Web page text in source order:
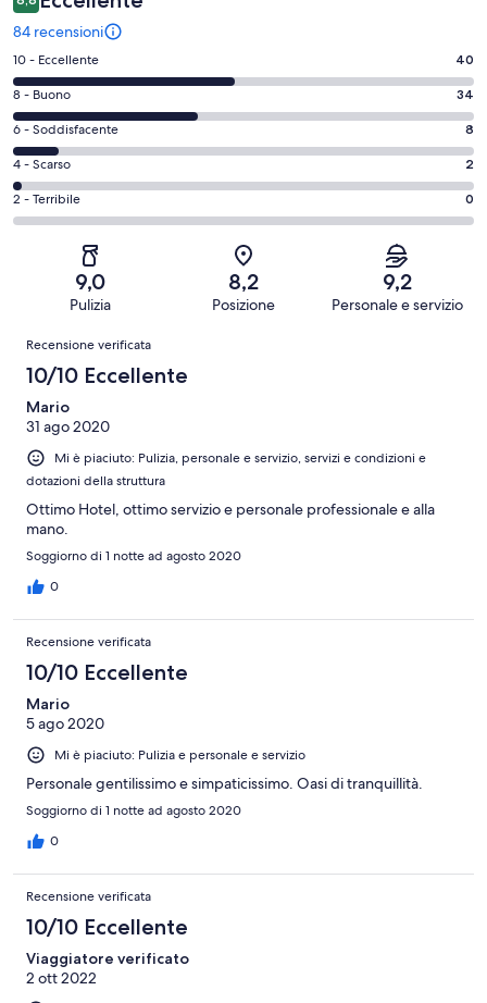
84 recensioni
Valutazione
di
10
-
Eccellente.
40
su
84
recensioni
10 - Eccellente 40
Valutazione
di
8
-
Buono.
34
recensioni
8 - Buono 34
Valutazione
di
6
-
Soddisfacente.
recensioni
6 - Soddisfacente 8
Valutazione
di
4
recensioni
4 - Scarso 2
Valutazione
di
Terribile.
su
recensioni
2 - Terribile 0
9,0
Pulizia
8,2
Posizione
9,2
Personale e servizio
Recensioni
Recensione verificata
10/10 Eccellente
Mario
31 ago 2020
Mi è piaciuto: Pulizia, personale e servizio, servizi e condizioni e
dotazioni della struttura
Ottimo Hotel, ottimo servizio e personale professionale e alla
mano.
Soggiorno di 1 notte ad agosto 2020
0
Recensione verificata
10/10 Eccellente
Mario
5 ago 2020
Mi è piaciuto: Pulizia e personale e servizio
Personale gentilissimo e simpaticissimo. Oasi di tranquillità.
Soggiorno di 1 notte ad agosto 2020
0
Recensione verificata
10/10 Eccellente
Viaggiatore verificato
2 ott 2022